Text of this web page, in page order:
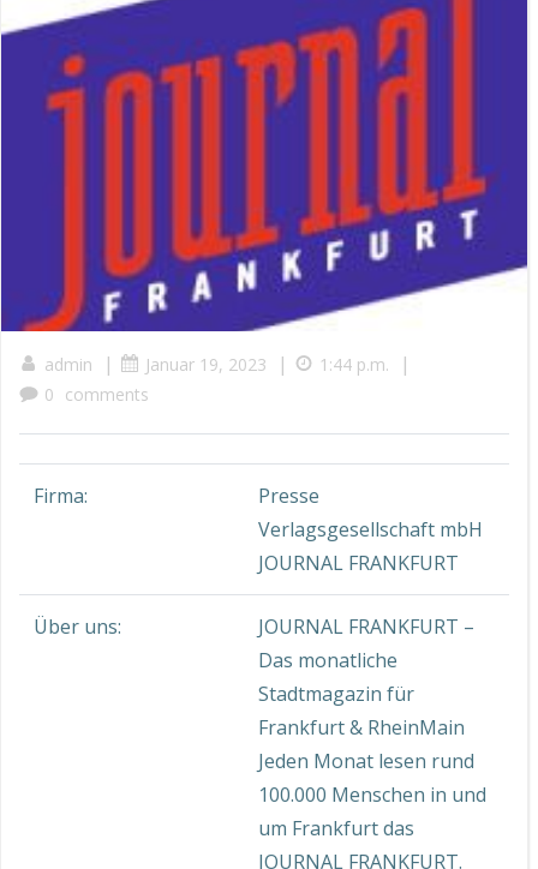
admin | Januar 19, 2023 | 1:44 p.m. |
0 comments
Firma:
Presse
Verlagsgesellschaft mbH
JOURNAL FRANKFURT
Über uns:
JOURNAL FRANKFURT –
Das monatliche
Stadtmagazin für
Frankfurt & RheinMain
Jeden Monat lesen rund
100.000 Menschen in und
um Frankfurt das
JOURNAL FRANKFURT.